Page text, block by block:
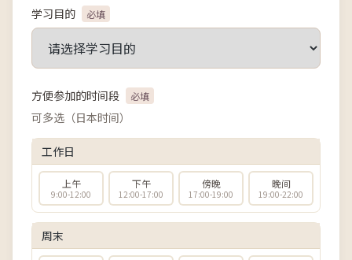
学习目的 必填
方便参加的时间段 必填
可多选（日本时间）
工作日
上午
9:00-12:00
下午
12:00-17:00
傍晚
17:00-19:00
晚间
19:00-22:00
周末